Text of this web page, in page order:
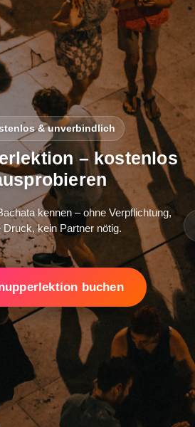
& unverbindlich
– kostenlos
kennen – ohne Verpflichtung,
Druck, kein Partner nötig.
buchen